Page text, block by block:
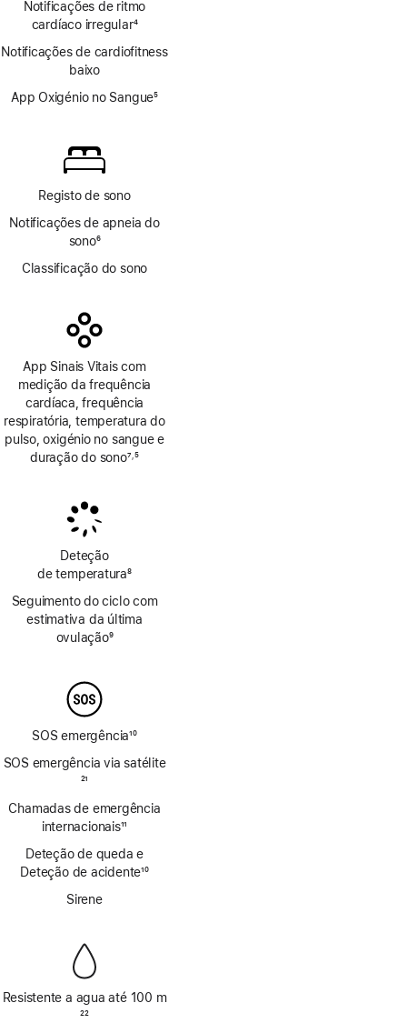
Notificações de ritmo
cardíaco irregular
de
4
Notificações de cardiofitness
baixo
App Oxigénio no Sangue5
Registo de sono
Notificações de apneia do
sono6
Classificação do sono
App Sinais Vitais com
medição da frequência
cardíaca, frequência
respiratória, temperatura do
pulso, oxigénio no sangue e
duração do sono7 ,5
Deteção
de temperatura
de
rodapé
8
Seguimento do ciclo com
estimativa da última
ovulação9
SOS emergência
de
10
SOS emergência via satélite
rodapé
21
Chamadas de emergência
internacionais
rodapé
11
Deteção de queda e
Deteção de acidente10
Sirene
Resistente a agua até 100 m
22